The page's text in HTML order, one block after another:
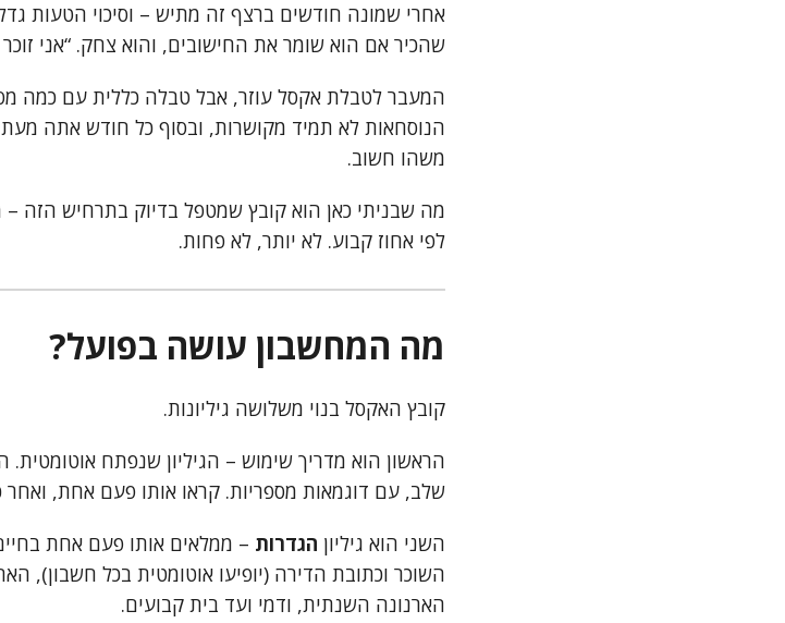
אחרי שמונה חודשים ברצף זה מתיש – וסיכוי הטעות
שהכיר אם הוא שומר את החישובים, והוא צחק. “אני
המעבר לטבלת אקסל עוזר, אבל טבלה כללית עם כמה
הנוסחאות לא תמיד מקושרות, ובסוף כל חודש אתה
משהו חשוב.
מה שבניתי כאן הוא קובץ שמטפל בדיוק בתרחיש הזה
לפי אחוז קבוע. לא יותר, לא פחות.
מה המחשבון עושה בפועל?
קובץ האקסל בנוי משלושה גיליונות.
הראשון הוא מדריך שימוש – הגיליון שנפתח
שלב, עם דוגמאות מספריות. קראו אותו פעם אחת, ואחר
השני הוא גיליון הגדרות – ממלאים אותו פעם אחת
השוכר וכתובת הדירה (יופיעו אוטומטית בכל חשבון),
הארנונה השנתית, ודמי ועד בית קבועים.